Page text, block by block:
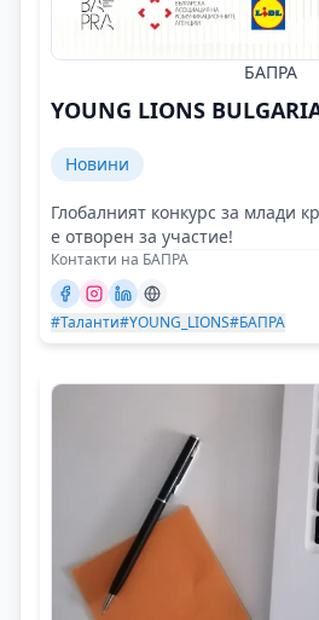
БАПРА
YOUNG LIONS
Новини
Глобалният конкурс за млади
е отворен за участие!
Контакти на БАПРА
#Таланти#YOUNG_LIONS#БАПРА